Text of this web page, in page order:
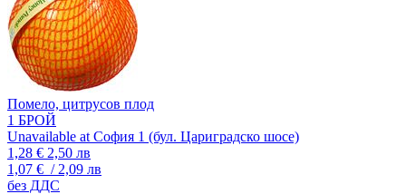
Помело, цитрусов плод
1 БРОЙ
Unavailable at София 1 (бул. Цариградско шосе)
1,28 € 2,50 лв
1,07 € / 2,09 лв
без ДДС